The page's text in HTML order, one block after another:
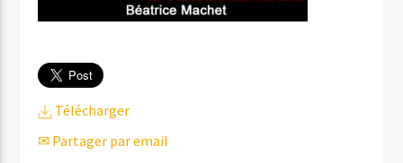
Télécharger
✉ Partager par email